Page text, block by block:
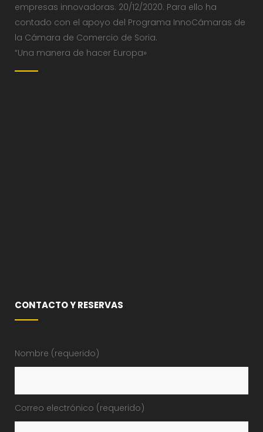
empresas innovadoras. 20/12/2020. Para ello ha
contado con el apoyo del Programa InnoCámaras de
la Cámara de Comercio de Soria.
“Una manera de hacer Europa»
CONTACTO Y RESERVAS
Nombre (requerido)
Correo electrónico (requerido)